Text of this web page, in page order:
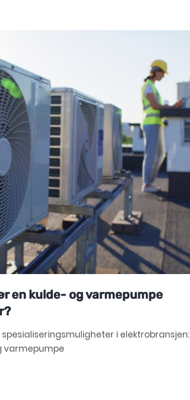
en kulde- og varmepumpe
i elektrobransjen:
varmepumpe